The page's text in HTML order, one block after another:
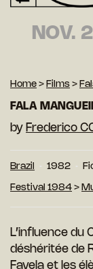
NOV.
Home > Films >
FALA
by Frederico
Brazil 1982
Festival 1984 >
L’influence du
déshéritée de
Favela et les